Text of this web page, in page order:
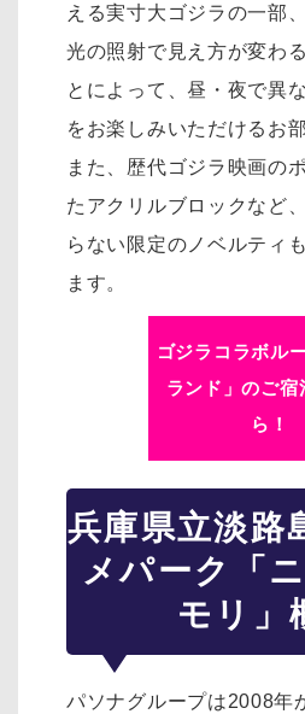
える実寸大ゴジラの一部
光の照射で見え方が変わ
とによって、昼・夜で異
をお楽しみいただけるお
また、歴代ゴジラ映画の
たアクリルブロックなど
らない限定のノベルティ
ます。
ゴジラコラボル
ランド」のご宿
ら！
兵庫県立淡路
メパーク「
モリ」
パソナグループは2008年